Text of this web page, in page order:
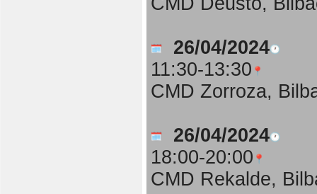
26/04/2024
11:30-13:30
CMD Zorroza,
26/04/2024
18:00-20:00
CMD Rekalde,